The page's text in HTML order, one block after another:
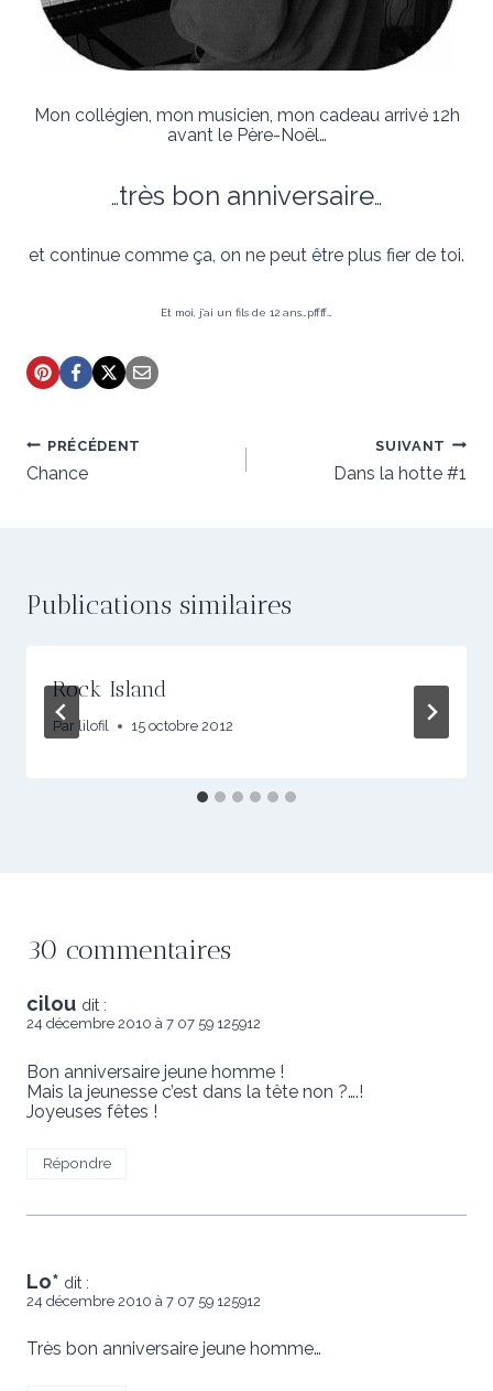
Mon collégien, mon musicien, mon cadeau arrivé 12h
avant le Père-Noël…
…très bon anniversaire…
et continue comme ça, on ne peut être plus fier de toi.
Et moi, j’ai un fils de 12 ans…pffff…
Navigation
de
PRÉCÉDENT
Chance
SUIVANT
Dans la hotte #1
Publications similaires
Rock Island
Par lilofil 15 octobre 2012
30 commentaires
cilou dit :
24 décembre 2010 à 7 07 59 125912
Bon anniversaire jeune homme !
Mais la jeunesse c’est dans la tête non ?….!
Joyeuses fêtes !
Répondre
Lo* dit :
24 décembre 2010 à 7 07 59 125912
Très bon anniversaire jeune homme…